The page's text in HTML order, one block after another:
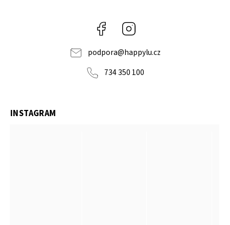
Facebook
podpora@happylu.cz
734 350 100
INSTAGRAM